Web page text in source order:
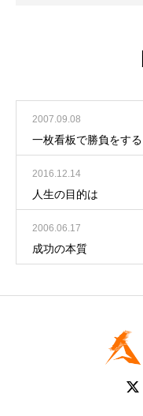
2007.09.08
一枚看板で勝負をする
2016.12.14
人生の目的は
2006.06.17
成功の本質